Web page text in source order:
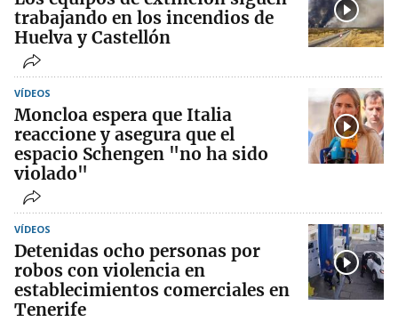
trabajando en los incendios de
Huelva y Castellón
VÍDEOS
Moncloa espera que Italia
reaccione y asegura que el
espacio Schengen "no ha sido
violado"
VÍDEOS
Detenidas ocho personas por
robos con violencia en
establecimientos comerciales en
Tenerife